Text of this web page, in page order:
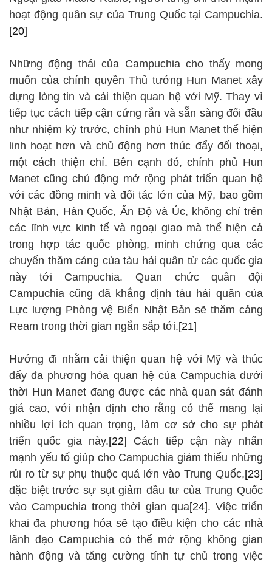
hoạt động quân sự của Trung Quốc tại Campuchia.
[20]
Những động thái của Campuchia cho thấy mong
muốn của chính quyền Thủ tướng Hun Manet xây
dựng lòng tin và cải thiện quan hệ với Mỹ. Thay vì
tiếp tục cách tiếp cận cứng rắn và sẵn sàng đối đầu
như nhiệm kỳ trước, chính phủ Hun Manet thể hiện
linh hoạt hơn và chủ động hơn thúc đẩy đối thoại,
một cách thiện chí. Bên cạnh đó, chính phủ Hun
Manet cũng chủ động mở rộng phát triển quan hệ
với các đồng minh và đối tác lớn của Mỹ, bao gồm
Nhật Bản, Hàn Quốc, Ấn Độ và Úc, không chỉ trên
các lĩnh vực kinh tế và ngoại giao mà thể hiện cả
trong hợp tác quốc phòng, minh chứng qua các
chuyến thăm cảng của tàu hải quân từ các quốc gia
này tới Campuchia. Quan chức quân đội
Campuchia cũng đã khẳng định tàu hải quân của
Lực lượng Phòng vệ Biển Nhật Bản sẽ thăm cảng
Ream trong thời gian ngắn sắp tới.[21]
Hướng đi nhằm cải thiện quan hệ với Mỹ và thúc
đẩy đa phương hóa quan hệ của Campuchia dưới
thời Hun Manet đang được các nhà quan sát đánh
giá cao, với nhận định cho rằng có thể mang lại
nhiều lợi ích quan trọng, làm cơ sở cho sự phát
triển quốc gia này.[22] Cách tiếp cận này nhấn
mạnh yếu tố giúp cho Campuchia giảm thiểu những
rủi ro từ sự phụ thuộc quá lớn vào Trung Quốc,[23]
đặc biệt trước sự sụt giảm đầu tư của Trung Quốc
vào Campuchia trong thời gian qua[24]. Việc triển
khai đa phương hóa sẽ tạo điều kiện cho các nhà
lãnh đạo Campuchia có thể mở rộng không gian
hành động và tăng cường tính tự chủ trong việc